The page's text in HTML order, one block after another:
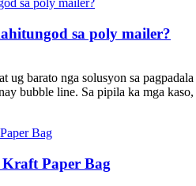
sa poly mailer?
ug barato nga solusyon sa
bubble line. Sa pipila ka mga
Kraft Paper Bag